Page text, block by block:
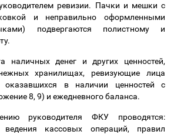
ревизии. Пачки и мешки с
и неправильно оформленными
подвергаются полистному и
наличных денег и других ценностей,
хранилищах, ревизующие лица
оказавшихся в наличии ценностей с
8, 9) и ежедневного баланса.
руководителя ФКУ проводятся:
кассовых операций, правил